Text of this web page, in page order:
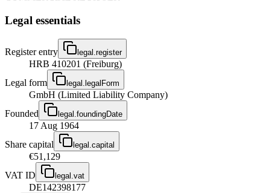
Legal essentials
Register entry legal.register
HRB 410201 (Freiburg)
Legal form
legal.legalForm
GmbH (Limited Liability Company)
Founded
legal.foundingDate
17 Aug 1964
Share capital
legal.capital
€51,129
VAT ID
legal.vat
DE142398177